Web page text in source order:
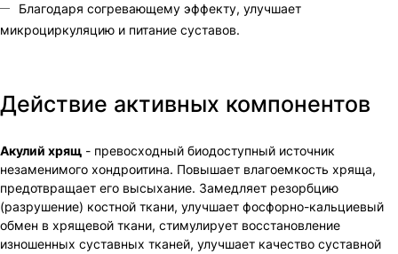
Благодаря согревающему эффекту, улучшает
микроциркуляцию и питание суставов.
Действие активных компонентов
Акулий хрящ - превосходный биодоступный источник
незаменимого хондроитина. Повышает влагоемкость хряща,
предотвращает его высыхание. Замедляет резорбцию
(разрушение) костной ткани, улучшает фосфорно-кальциевый
обмен в хрящевой ткани, стимулирует восстановление
изношенных суставных тканей, улучшает качество суставной